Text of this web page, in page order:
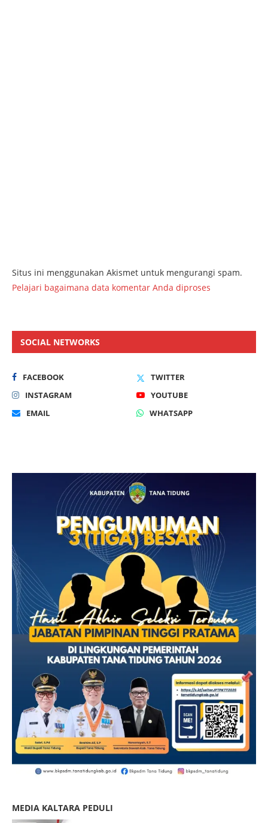
Situs ini menggunakan Akismet untuk mengurangi spam.
Pelajari bagaimana data komentar Anda diproses
SOCIAL NETWORKS
FACEBOOK
TWITTER
INSTAGRAM
YOUTUBE
EMAIL
WHATSAPP
MEDIA KALTARA PEDULI